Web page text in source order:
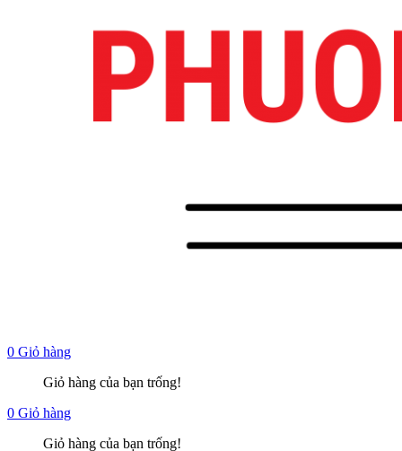
0 Giỏ hàng
Giỏ hàng của bạn trống!
0 Giỏ hàng
Giỏ hàng của bạn trống!